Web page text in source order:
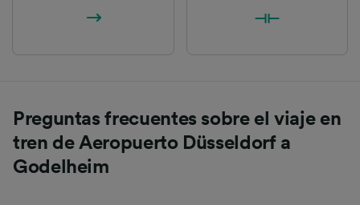
Preguntas frecuentes sobre el viaje en
tren de Aeropuerto Düsseldorf a
Godelheim